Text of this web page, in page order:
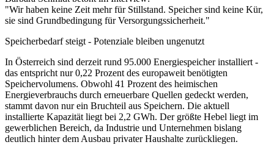
"Wir haben keine Zeit mehr für Stillstand. Speicher sind keine Kür,
sie sind Grundbedingung für Versorgungssicherheit."
Speicherbedarf steigt - Potenziale bleiben ungenutzt
In Österreich sind derzeit rund 95.000 Energiespeicher installiert -
das entspricht nur 0,22 Prozent des europaweit benötigten
Speichervolumens. Obwohl 41 Prozent des heimischen
Energieverbrauchs durch erneuerbare Quellen gedeckt werden,
stammt davon nur ein Bruchteil aus Speichern. Die aktuell
installierte Kapazität liegt bei 2,2 GWh. Der größte Hebel liegt im
gewerblichen Bereich, da Industrie und Unternehmen bislang
deutlich hinter dem Ausbau privater Haushalte zurückliegen.